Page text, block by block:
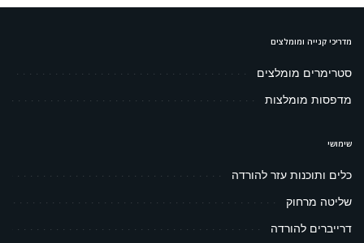
מדריכי קנייה ומומלצים
סטרימרים מומלצים
מדפסות מומלצות
שימושי
כלים ותוכנות עזר להורדה
שליטה מרחוק
דרייברים להורדה